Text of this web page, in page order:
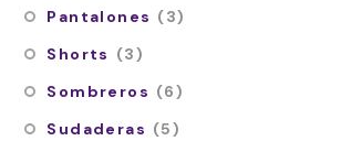
Pantalones (3)
Shorts (3)
Sombreros (6)
Sudaderas (5)